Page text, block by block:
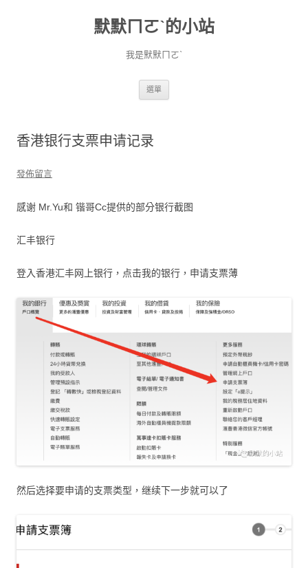
默默ㄇㄛˋ的小站
我是默默ㄇㄛˋ
選單
香港银行支票申请记录
發佈留言
感谢 Mr.Yu和 锴哥Cc提供的部分银行截图
汇丰银行
登入香港汇丰网上银行，点击我的银行，申请支票薄
然后选择要申请的支票类型，继续下一步就可以了